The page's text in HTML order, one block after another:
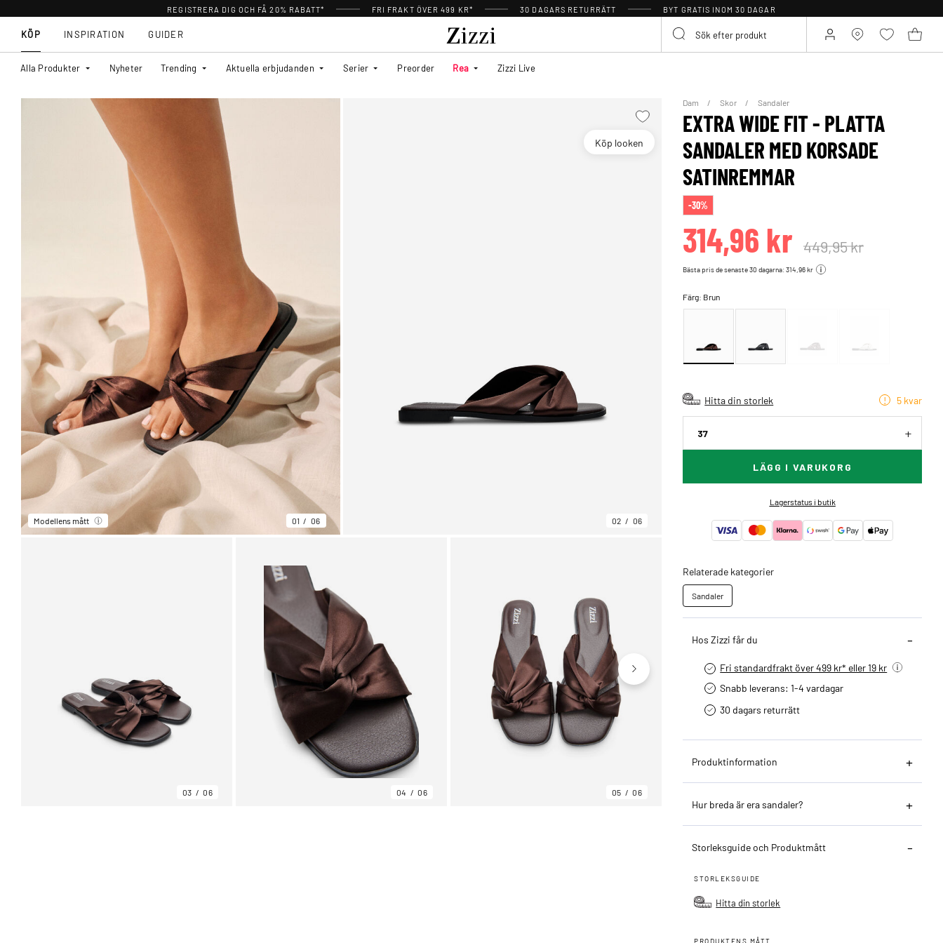
REGISTRERA DIG OCH FÅ 20% RABATT* FRI FRAKT ÖVER 499 KR* 30 DAGARS RETURRÄTT BYT GRATIS INOM 30 DAGAR
KÖP
Alla Produkter Nyheter Trending Aktuella erbjudanden Serier Preorder Rea Zizzi Live
INSPIRATION GUIDER
Köp looken
Modellens mått 01 06 02 06
03 06 04 06 05 06
Dam Skor Sandaler
EXTRA WIDE FIT - PLATTA
SANDALER MED KORSADE
SATINREMMAR
-30%
314,96 kr 449,95 kr
Bästa pris de senaste 30 dagarna: 314,96 kr
Färg: Brun
Hitta din storlek 5 kvar
37
LÄGG I VARUKORG
Lagerstatus i butik
Relaterade kategorier
Sandaler
Hos Zizzi får du
Fri standardfrakt över 499 kr* eller 19 kr
Snabb leverans: 1-4 vardagar
30 dagars returrätt­
Produktinformation
Hur breda är era sandaler?
Storleksguide och Produktmått
STORLEKSGUIDE
Hitta din storlek
PRODUKTENS MÅTT